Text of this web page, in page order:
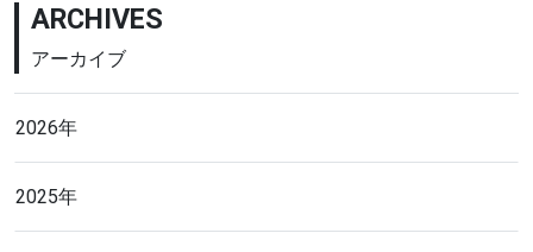
ARCHIVES
アーカイブ
2026年
2025年